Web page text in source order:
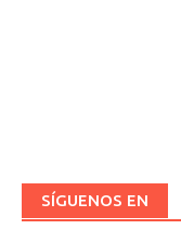
SÍGUENOS EN